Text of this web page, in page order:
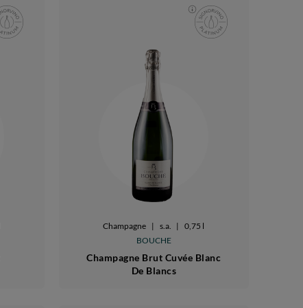
Champagne | s.a. |
0,75 l
BOUCHE
Champagne Brut Cuvée Blanc
De Blancs